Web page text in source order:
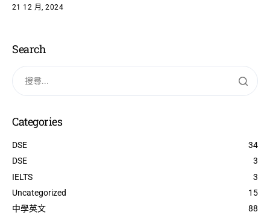
21 12 月, 2024
Search
Categories
DSE
34
DSE
3
IELTS
3
Uncategorized
15
中學英文
88